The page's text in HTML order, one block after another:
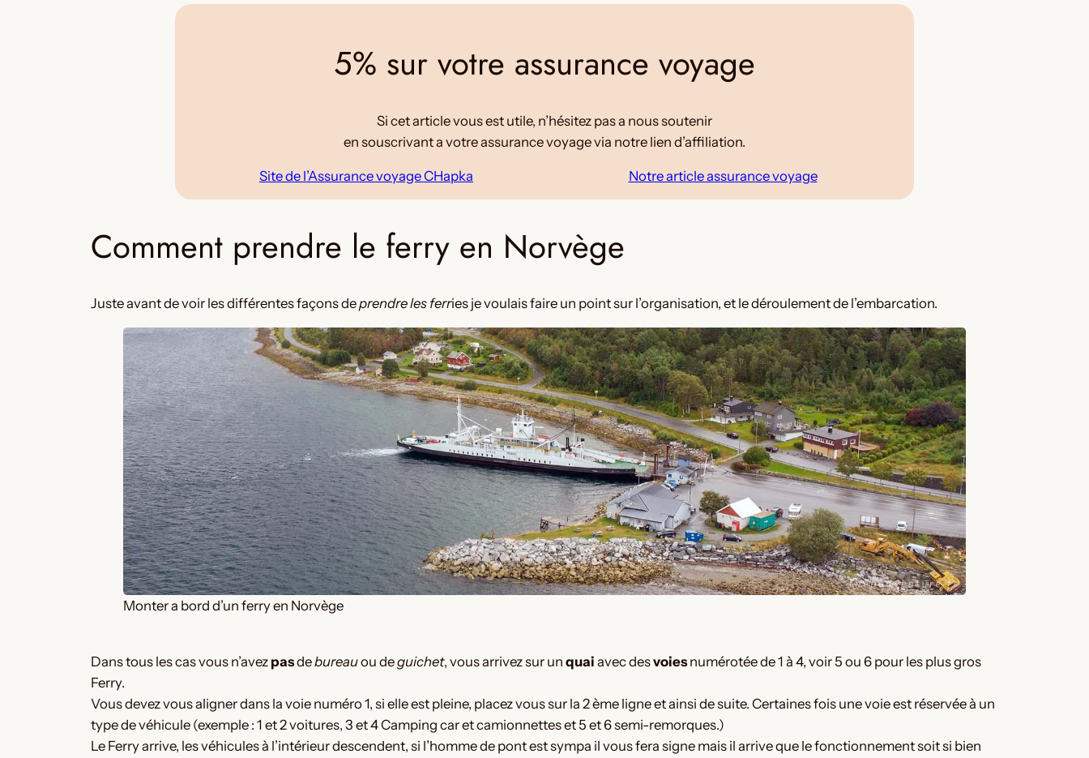
5% sur votre assurance voyage
Si cet article vous est utile, n’hésitez pas a nous soutenir
en souscrivant a votre assurance voyage via notre lien d’affiliation.
Site de l’Assurance voyage CHapka Notre article assurance voyage
Comment prendre le ferry en Norvège
Juste avant de voir les différentes façons deprendre les ferries je voulais faire un point sur l’organisation, et le déroulement de l’embarcation.
Monter a bord d’un ferry en Norvège
Dans tous les cas vous n’avez pasdebureauou deguichet, vous arrivez sur un quai avec desvoiesnumérotée de 1 à 4, voir 5 ou 6 pour les plus gros
Ferry.
Vous devez vous aligner dans la voie numéro 1, si elle est pleine, placez vous sur la 2 ème ligne et ainsi de suite. Certaines fois une voie est réservée à un
type de véhicule (exemple : 1 et 2 voitures, 3 et 4 Camping car et camionnettes et 5 et 6 semi-remorques.)
Le Ferry arrive, les véhicules à l’intérieur descendent, si l’homme de pont est sympa il vous fera signe mais il arrive que le fonctionnement soit si bien